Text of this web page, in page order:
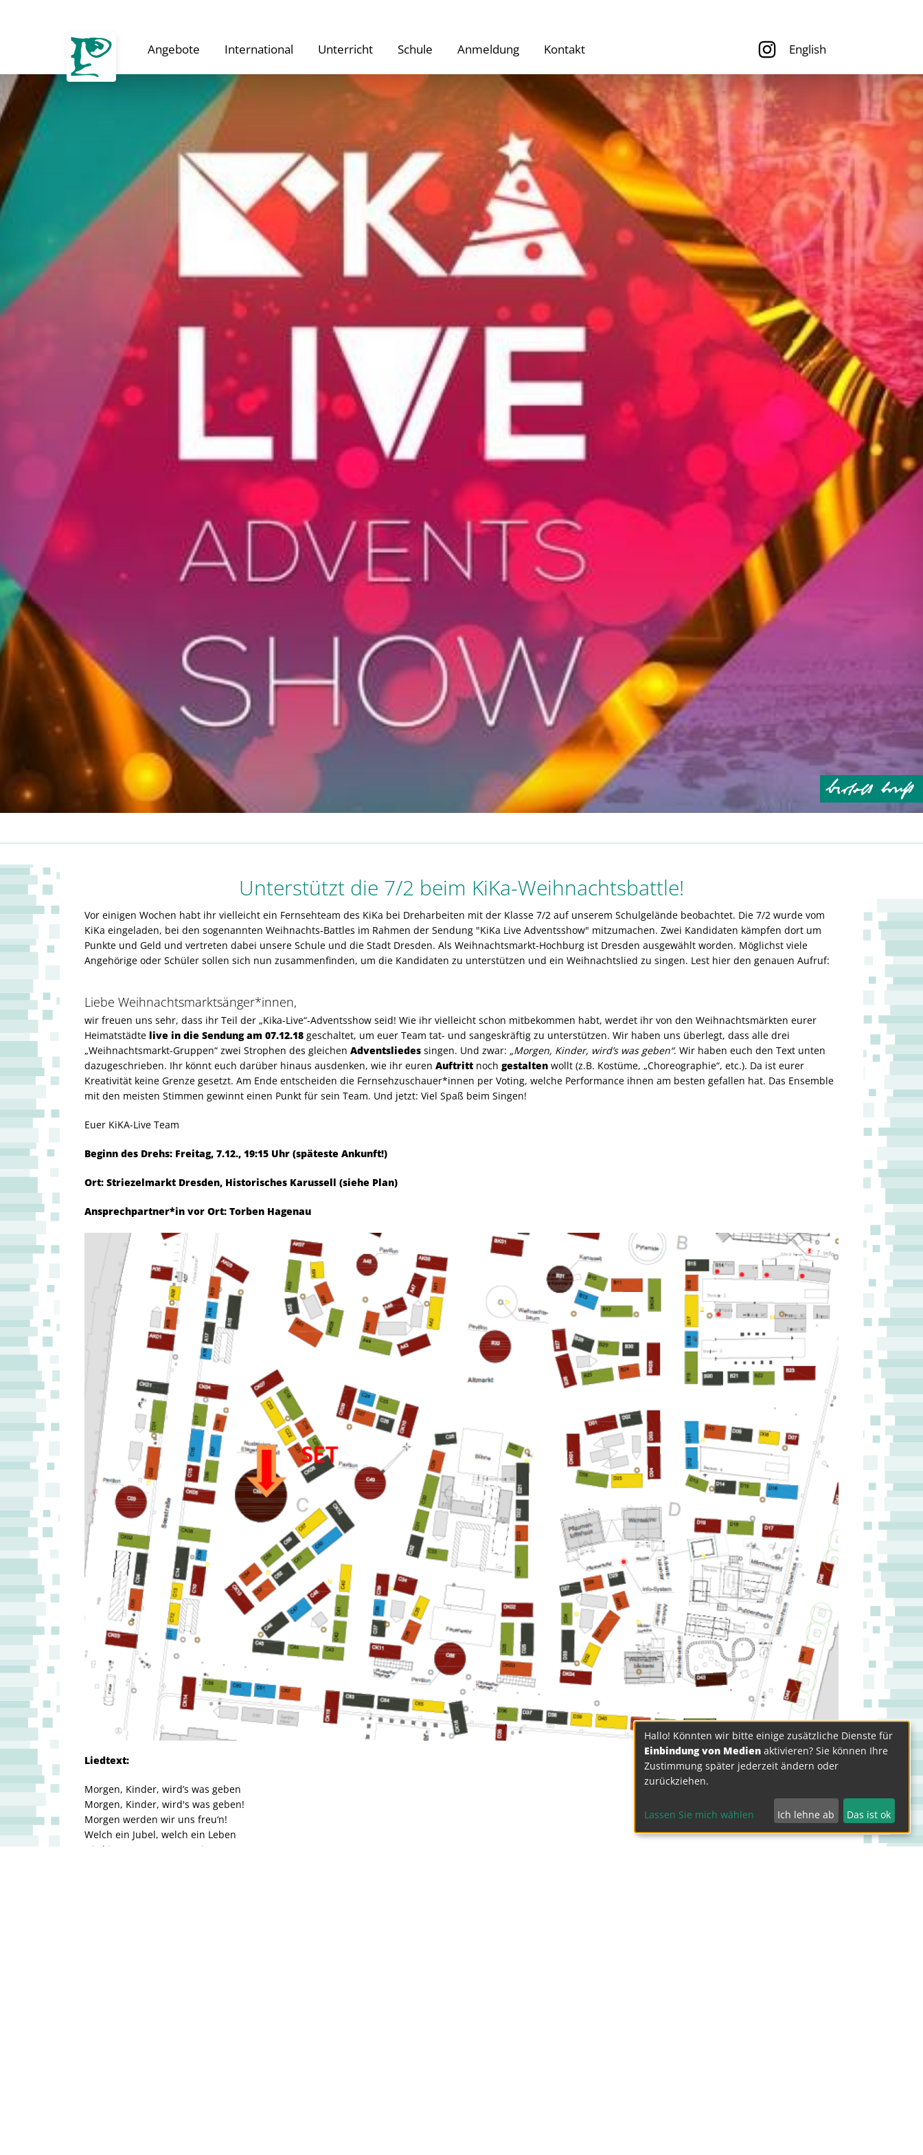
Angebote International Unterricht Schule Anmeldung Kontakt English
Unterstützt die 7/2 beim KiKa-Weihnachtsbattle!
Vor einigen Wochen habt ihr vielleicht ein Fernsehteam des KiKa bei Dreharbeiten mit der Klasse 7/2 auf unserem Schulgelände beobachtet. Die 7/2 wurde vom
KiKa eingeladen, bei den sogenannten Weihnachts-Battles im Rahmen der Sendung "KiKa Live Adventsshow" mitzumachen. Zwei Kandidaten kämpfen dort um
Punkte und Geld und vertreten dabei unsere Schule und die Stadt Dresden. Als Weihnachtsmarkt-Hochburg ist Dresden ausgewählt worden. Möglichst viele
Angehörige oder Schüler sollen sich nun zusammenfinden, um die Kandidaten zu unterstützen und ein Weihnachtslied zu singen. Lest hier den genauen Aufruf:
Liebe Weihnachtsmarktsänger*innen,
wir freuen uns sehr, dass ihr Teil der „Kika-Live“-Adventsshow seid! Wie ihr vielleicht schon mitbekommen habt, werdet ihr von den Weihnachtsmärkten eurer
Heimatstädte live in die Sendung am 07.12.18 geschaltet, um euer Team tat- und sangeskräftig zu unterstützen. Wir haben uns überlegt, dass alle drei
„Weihnachtsmarkt-Gruppen“ zwei Strophen des gleichen Adventsliedes singen. Und zwar: „Morgen, Kinder, wird’s was geben“. Wir haben euch den Text unten
dazugeschrieben. Ihr könnt euch darüber hinaus ausdenken, wie ihr euren Auftritt noch gestalten wollt (z.B. Kostüme, „Choreographie“, etc.). Da ist eurer
Kreativität keine Grenze gesetzt. Am Ende entscheiden die Fernsehzuschauer*innen per Voting, welche Performance ihnen am besten gefallen hat. Das Ensemble
mit den meisten Stimmen gewinnt einen Punkt für sein Team. Und jetzt: Viel Spaß beim Singen!
Euer KiKA-Live Team
Beginn des Drehs: Freitag, 7.12., 19:15 Uhr (späteste Ankunft!)
Ort: Striezelmarkt Dresden, Historisches Karussell (siehe Plan)
Ansprechpartner*in vor Ort: Torben Hagenau
Liedtext:
Morgen, Kinder, wird’s was geben
Morgen, Kinder, wird's was geben!
Morgen werden wir uns freu‘n!
Welch ein Jubel, welch ein Leben
wird in unser‘m Hause sein;
Hallo! Könnten wir bitte einige zusätzliche Dienste für
Einbindung von Medien aktivieren? Sie können Ihre
Zustimmung später jederzeit ändern oder
zurückziehen.
Lassen Sie mich wählen Ich lehne ab Das ist ok